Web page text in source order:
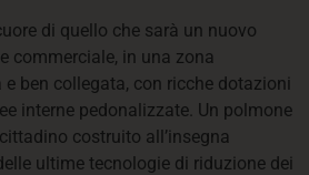
di quello che sarà un nuovo
commerciale, in una zona
ben collegata, con ricche dotazioni
interne pedonalizzate. Un polmone
costruito all’insegna
ultime tecnologie di riduzione dei